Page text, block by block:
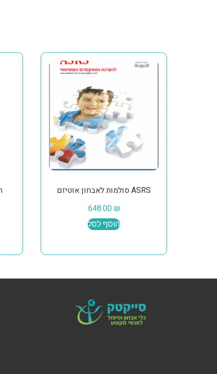
ASRS סולמות לאבחון אוטיזם
648.00 ₪
הוסף לסל